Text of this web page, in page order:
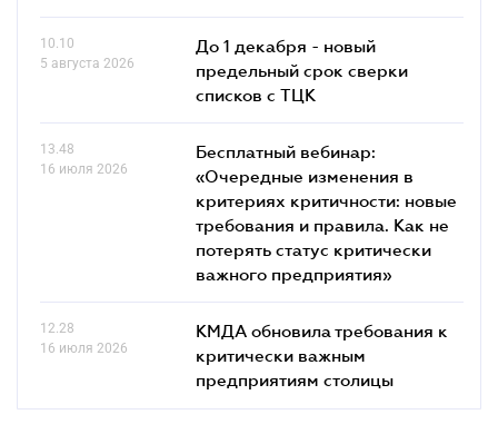
10.10
5 августа 2026
До 1 декабря - новый
предельный срок сверки
списков c ТЦК
13.48
16 июля 2026
Бесплатный вебинар:
«Очередные изменения в
критериях критичности: новые
требования и правила. Как не
потерять статус критически
важного предприятия»
12.28
16 июля 2026
КМДА обновила требования к
критически важным
предприятиям столицы